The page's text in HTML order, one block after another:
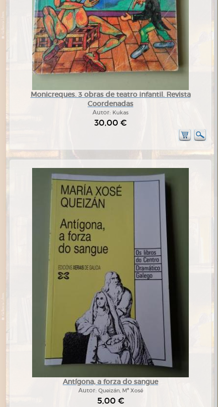
Monicreques. 3 obras de teatro infantil. Revista
Coordenadas
Autor: Kukas
30,00 €
Antígona, a forza do sangue
Autor: Queizán, Mª Xosé
5,00 €